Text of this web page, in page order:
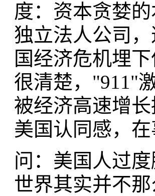
度：资本贪婪
独立法人公司
国经济危机埋
很清楚，"911"
被经济高速增
美国认同
问：美国人过
世界其实并不